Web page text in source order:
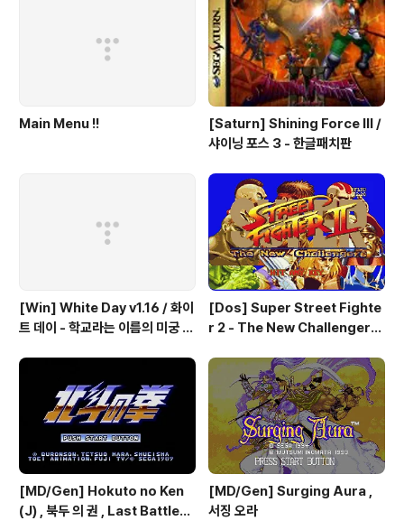
Main Menu !!
[Saturn] Shining Force III /
샤이닝 포스 3 - 한글패치판
[Win] White Day v1.16 / 화이
트 데이 - 학교라는 이름의 미궁 -
[Dos] Super Street Fighte
r 2 - The New Challengers
파이터 2 - 더 뉴 챌린져 & 하이퍼
파이팅 / 대전 액션 - 국산소프트
[MD/Gen] Hokuto no Ken
(J) , 북두 의 권 , Last Battle
[MD/Gen] Surging Aura ,
서징 오라